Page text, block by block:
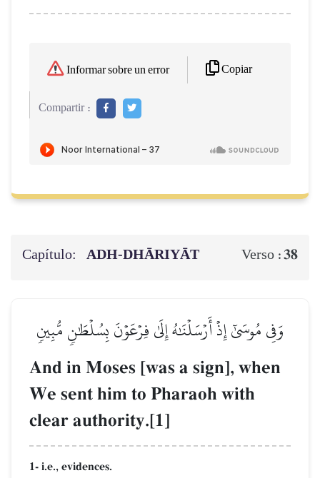
Informar sobre un error Copiar
Compartir :
Capítulo: ADH-DHĀRIYĀT Verso :38
وَفِي مُوسَىٰٓ إِذۡ أَرۡسَلۡنَٰهُ إِلَىٰ فِرۡعَوۡنَ بِسُلۡطَٰنٖ مُّبِينٖ
And in Moses [was a sign], when
We sent him to Pharaoh with
clear authority.[1]
1- i.e., evidences.